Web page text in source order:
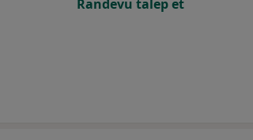
Randevu talep et